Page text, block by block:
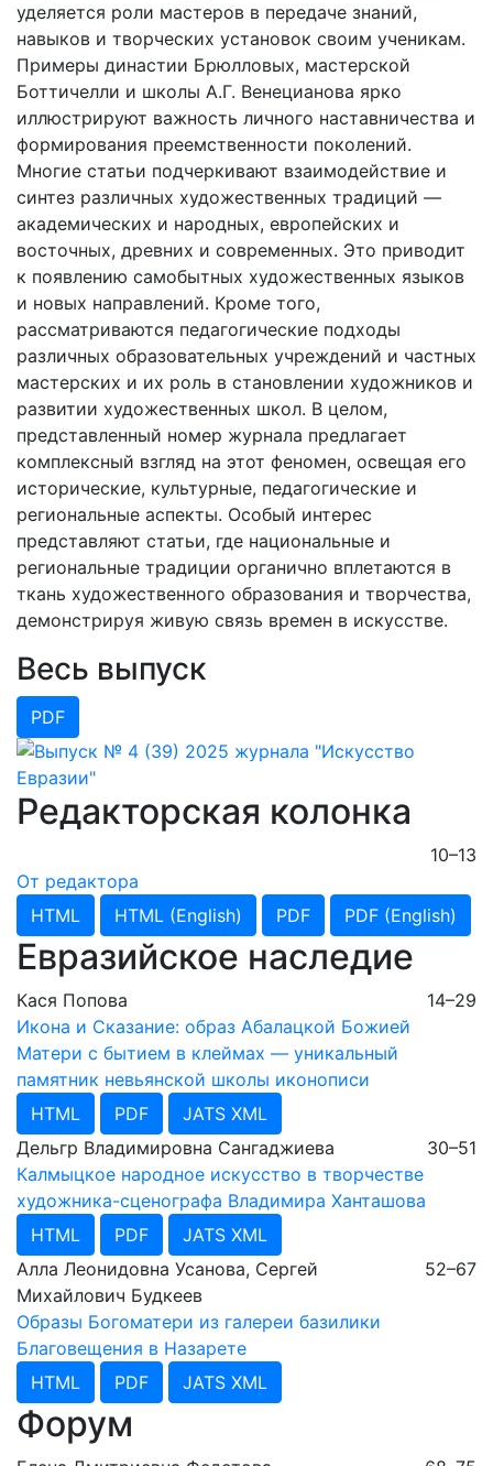
уделяется роли мастеров в передаче знаний,
навыков и творческих установок своим ученикам.
Примеры династии Брюлловых, мастерской
Боттичелли и школы А.Г. Венецианова ярко
иллюстрируют важность личного наставничества и
формирования преемственности поколений.
Многие статьи подчеркивают взаимодействие и
синтез различных художественных традиций —
академических и народных, европейских и
восточных, древних и современных. Это приводит
к появлению самобытных художественных языков
и новых направлений. Кроме того,
рассматриваются педагогические подходы
различных образовательных учреждений и частных
мастерских и их роль в становлении художников и
развитии художественных школ. В целом,
представленный номер журнала предлагает
комплексный взгляд на этот феномен, освещая его
исторические, культурные, педагогические и
региональные аспекты. Особый интерес
представляют статьи, где национальные и
региональные традиции органично вплетаются в
ткань художественного образования и творчества,
демонстрируя живую связь времен в искусстве.
Весь выпуск
PDF
Редакторская колонка
10–13
От редактора
HTML
HTML (English) PDF PDF (English)
Евразийское наследие
Кася Попова
14–29
Икона и Сказание: образ Абалацкой Божией
Матери с бытием в клеймах — уникальный
памятник невьянской школы иконописи
HTML
PDF
JATS XML
Дельгр Владимировна Сангаджиева
30–51
Калмыцкое народное искусство в творчестве
художника-сценографа Владимира Ханташова
HTML
PDF
JATS XML
Алла Леонидовна Усанова, Сергей
Михайлович Будкеев
52–67
Образы Богоматери из галереи базилики
Благовещения в Назарете
HTML
PDF JATS XML
Форум